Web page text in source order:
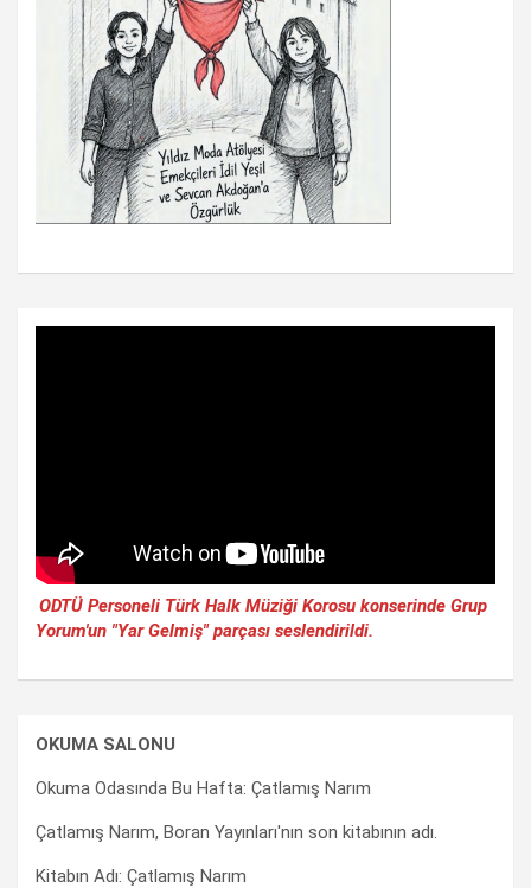
ODTÜ Personeli Türk Halk Müziği Korosu konserinde Grup
Yorum'un "Yar Gelmiş" parçası seslendirildi.
OKUMA SALONU
Okuma Odasında Bu Hafta: Çatlamış Narım
Çatlamış Narım, Boran Yayınları'nın son kitabının adı.
Kitabın Adı: Çatlamış Narım